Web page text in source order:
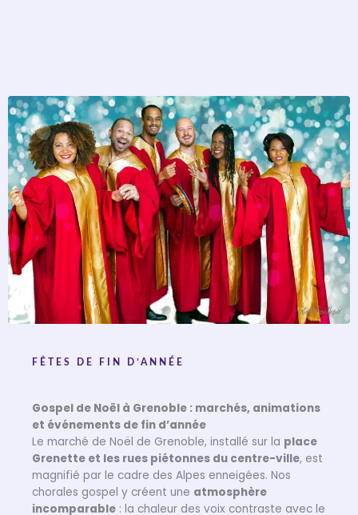
FÊTES DE FIN D’ANNÉE
Gospel de Noël à Grenoble : marchés, animations
et événements de fin d’année
Le marché de Noël de Grenoble, installé sur la place
Grenette et les rues piétonnes du centre-ville, est
magnifié par le cadre des Alpes enneigées. Nos
chorales gospel y créent une atmosphère
incomparable : la chaleur des voix contraste avec le